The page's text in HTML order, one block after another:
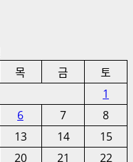
목 금
토
1
6 7
8
13 14
15
20 21
22